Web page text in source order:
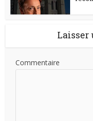
Laisser
Commentaire